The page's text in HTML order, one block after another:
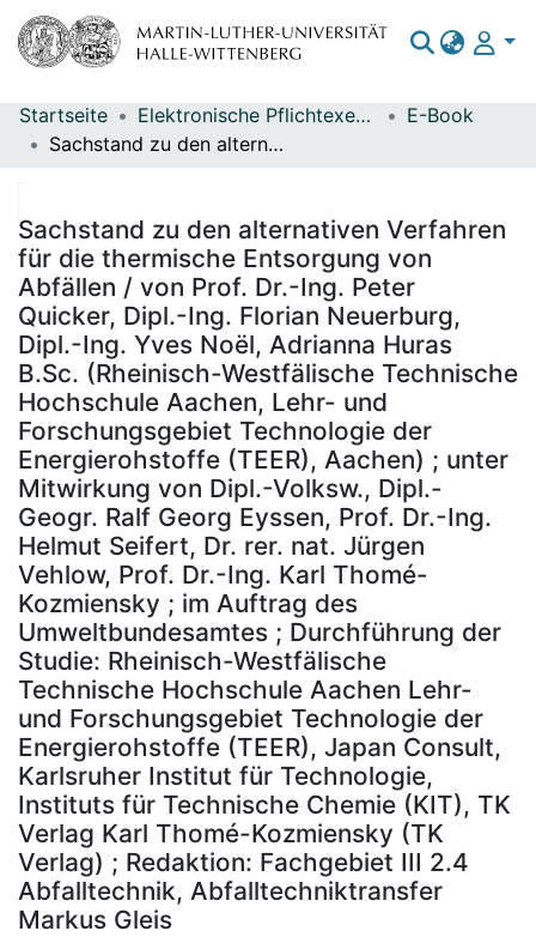
Bereiche & Sammlungen
Statistiken
Startseite Elektronische Pflichtexemplare
E-Book
Sachstand zu den alternativen Verfahren für die thermische Entsorgung von Abfällen / von Prof. Dr.-Ing. Peter Quicker, Dipl.-Ing. Florian Neuerburg, Dipl.-Ing. Yves Noël, Adrianna Huras B.Sc. (Rheinisch-Westfälische Technische Hochschule Aachen, Lehr- und Forschungsgebiet Technologie der Energierohstoffe (TEER), Aachen) ; unter Mitwirkung von Dipl.-Volksw., Dipl.-Geogr. Ralf Georg Eyssen, Prof. Dr.-Ing. Helmut Seifert, Dr. rer. nat. Jürgen Vehlow, Prof. Dr.-Ing. Karl Thomé-Kozmiensky ; im Auftrag des Umweltbundesamtes ; Durchführung der Studie: Rheinisch-Westfälische Technische Hochschule Aachen Lehr- und Forschungsgebiet Technologie der Energierohstoffe (TEER), Japan Consult, Karlsruher Institut für Technologie, Instituts für Technische Chemie (KIT), TK Verlag Karl Thomé-Kozmiensky (TK Verlag) ; Redaktion: Fachgebiet III 2.4 Abfalltechnik, Abfalltechniktransfer Markus Gleis
Sachstand zu den alternativen Verfahren
für die thermische Entsorgung von
Abfällen / von Prof. Dr.-Ing. Peter
Quicker, Dipl.-Ing. Florian Neuerburg,
Dipl.-Ing. Yves Noël, Adrianna Huras
B.Sc. (Rheinisch-Westfälische Technische
Hochschule Aachen, Lehr- und
Forschungsgebiet Technologie der
Energierohstoffe (TEER), Aachen) ; unter
Mitwirkung von Dipl.-Volksw., Dipl.-
Geogr. Ralf Georg Eyssen, Prof. Dr.-Ing.
Helmut Seifert, Dr. rer. nat. Jürgen
Vehlow, Prof. Dr.-Ing. Karl Thomé-
Kozmiensky ; im Auftrag des
Umweltbundesamtes ; Durchführung der
Studie: Rheinisch-Westfälische
Technische Hochschule Aachen Lehr-
und Forschungsgebiet Technologie der
Energierohstoffe (TEER), Japan Consult,
Karlsruher Institut für Technologie,
Instituts für Technische Chemie (KIT), TK
Verlag Karl Thomé-Kozmiensky (TK
Verlag) ; Redaktion: Fachgebiet III 2.4
Abfalltechnik, Abfalltechniktransfer
Markus Gleis